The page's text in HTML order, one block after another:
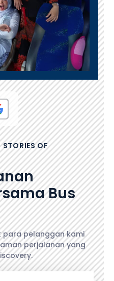
OF
Bus
para pelanggan kami
perjalanan yang